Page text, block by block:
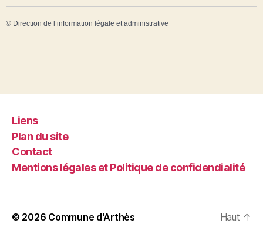
© Direction de l’information légale et administrative
Liens
Plan du site
Contact
Mentions légales et Politique de confidendialité
© 2026 Commune d'Arthès Haut ↑